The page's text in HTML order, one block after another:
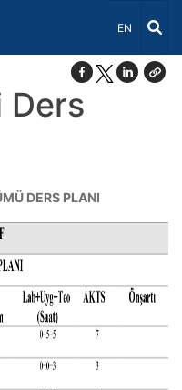
Dil Seçiniz
EN
Ders
DERS PLANI